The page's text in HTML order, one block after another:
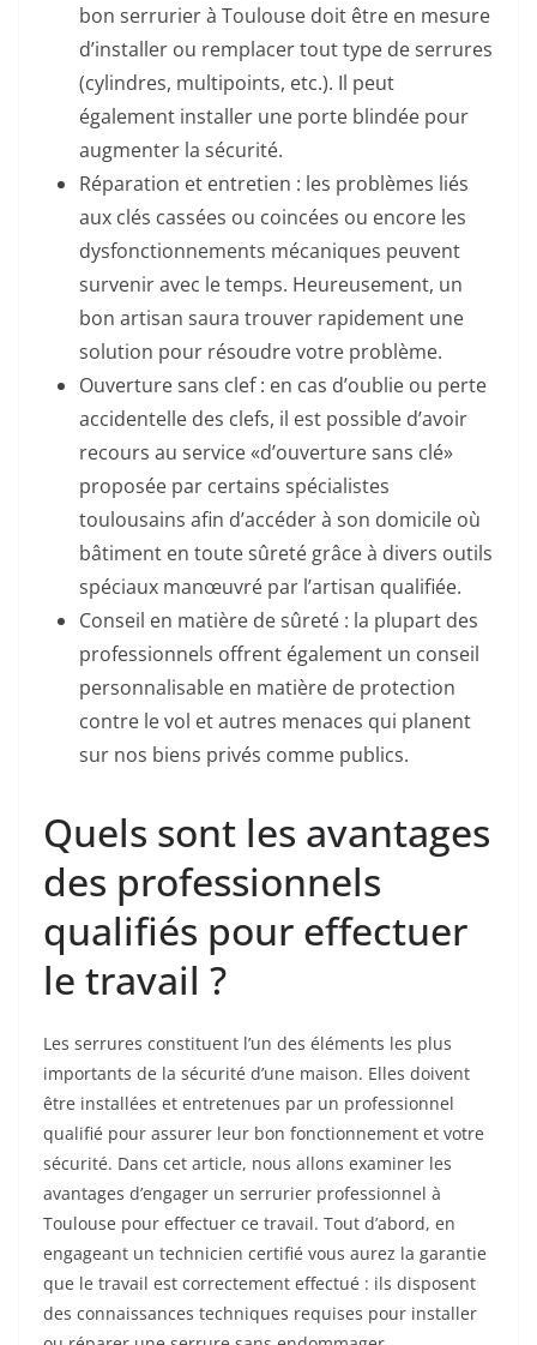
bon serrurier à Toulouse doit être en mesure
d’installer ou remplacer tout type de serrures
(cylindres, multipoints, etc.). Il peut
également installer une porte blindée pour
augmenter la sécurité.
Réparation et entretien : les problèmes liés
aux clés cassées ou coincées ou encore les
dysfonctionnements mécaniques peuvent
survenir avec le temps. Heureusement, un
bon artisan saura trouver rapidement une
solution pour résoudre votre problème.
Ouverture sans clef : en cas d’oublie ou perte
accidentelle des clefs, il est possible d’avoir
recours au service «d’ouverture sans clé»
proposée par certains spécialistes
toulousains afin d’accéder à son domicile où
bâtiment en toute sûreté grâce à divers outils
spéciaux manœuvré par l’artisan qualifiée.
Conseil en matière de sûreté : la plupart des
professionnels offrent également un conseil
personnalisable en matière de protection
contre le vol et autres menaces qui planent
sur nos biens privés comme publics.
Quels sont les avantages
des professionnels
qualifiés pour effectuer
le travail ?
Les serrures constituent l’un des éléments les plus
importants de la sécurité d’une maison. Elles doivent
être installées et entretenues par un professionnel
qualifié pour assurer leur bon fonctionnement et votre
sécurité. Dans cet article, nous allons examiner les
avantages d’engager un serrurier professionnel à
Toulouse pour effectuer ce travail. Tout d’abord, en
engageant un technicien certifié vous aurez la garantie
que le travail est correctement effectué : ils disposent
des connaissances techniques requises pour installer